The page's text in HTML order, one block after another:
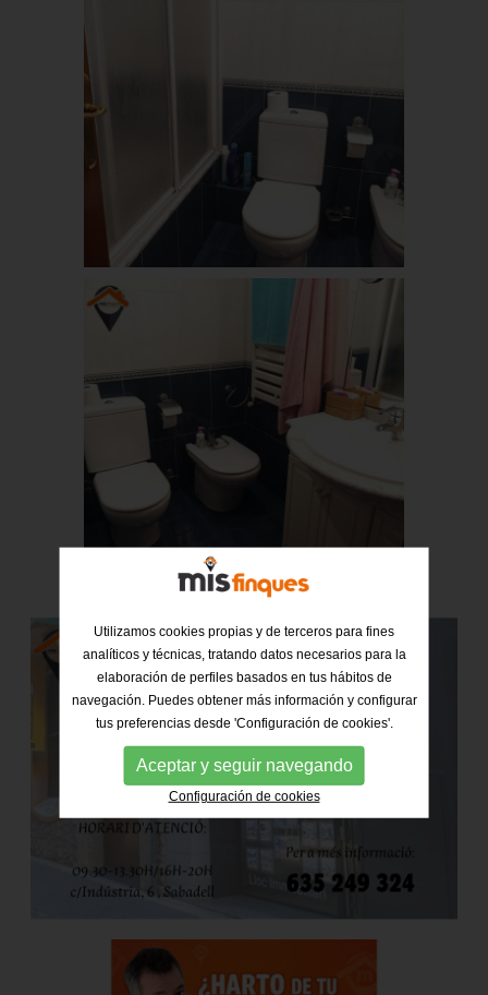
Utilizamos cookies propias y de terceros para fines
analíticos y técnicas, tratando datos necesarios para la
elaboración de perfiles basados en tus hábitos de
navegación. Puedes obtener más información y configurar
tus preferencias desde 'Configuración de cookies'.
Aceptar y seguir navegando
Configuración de cookies